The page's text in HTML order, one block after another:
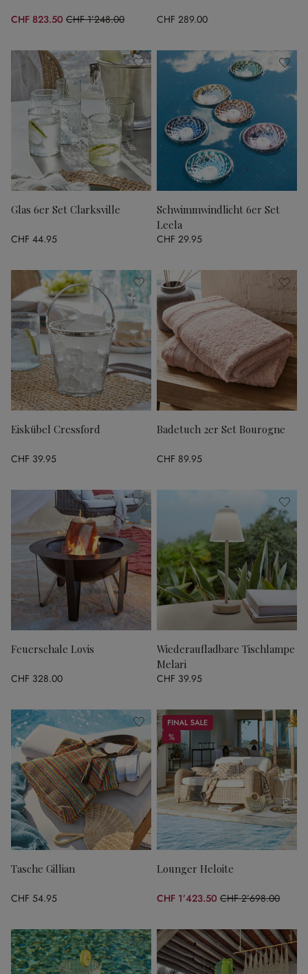
CHF 823.50 CHF 1’248.00
(34.01% gespart) CHF 289.00
Glas 6er Set Clarksville
CHF 44.95
Schwimmwindlicht 6er Set
Leela
CHF 29.95
Eiskübel Cressford
CHF 39.95
Badetuch 2er Set Bourogne
CHF 89.95
Feuerschale Lovis
CHF 328.00
Wiederaufladbare Tischlampe
Melari
CHF 39.95
Tasche Gillian
CHF 54.95
Sale
%
%
Lounger Heloite
CHF 1’423.50 CHF 2’698.00
(47.24% gespart)